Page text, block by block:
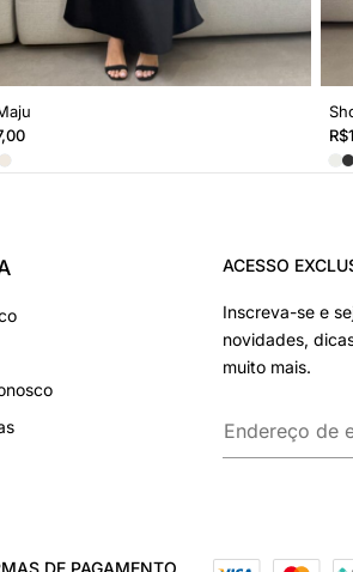
R$
ACESSO
Inscreva-se e
novidades,
muito mais.